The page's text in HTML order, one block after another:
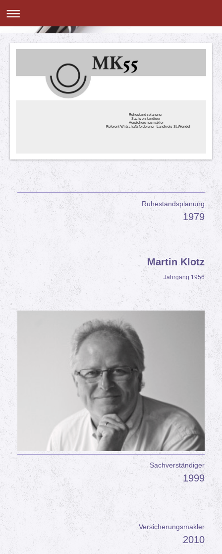
Ruhestandsplanung
Sachverständiger
Versicherungsmakler
Referent Wirtschaftsförderung - Landkreis St.Wendel
Ruhestandsplanung
1979
Martin Klotz
Jahrgang 1956
Sachverständiger
1999
Versicherungsmakler
2010